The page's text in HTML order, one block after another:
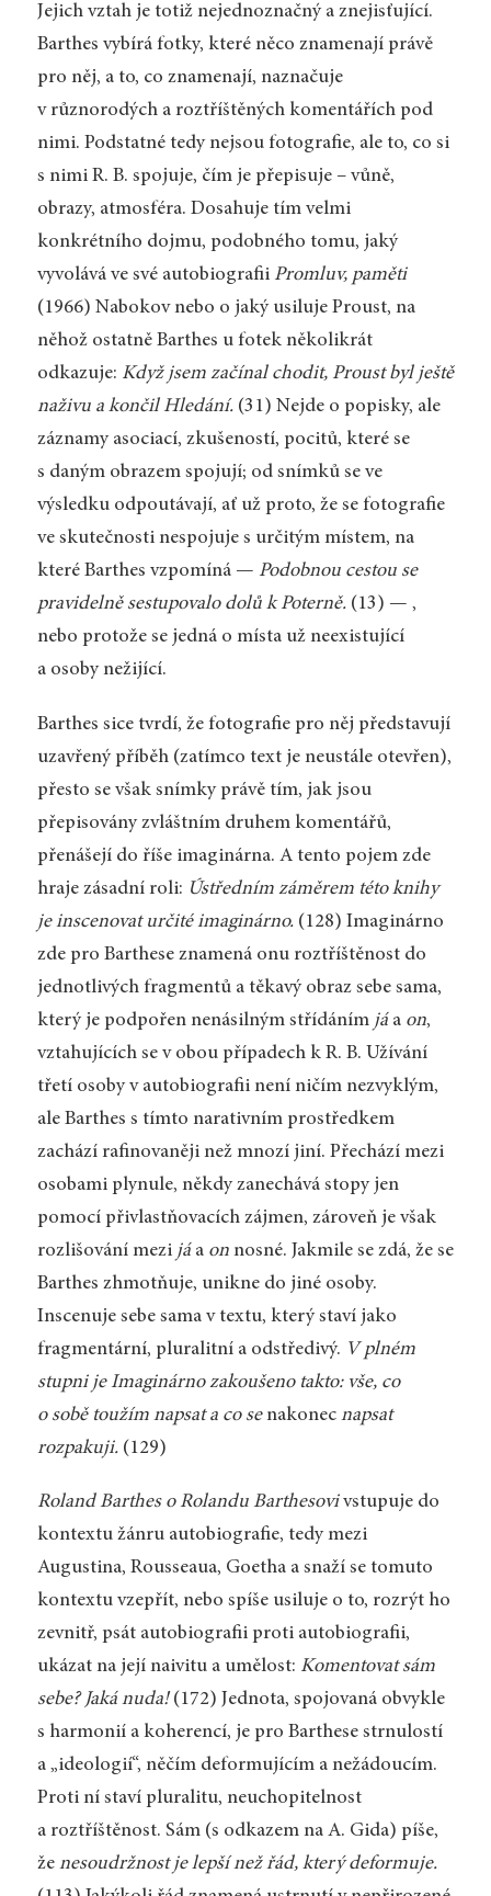
Jejich vztah je totiž nejednoznačný a znejisťující.
Barthes vybírá fotky, které něco znamenají právě
pro něj, a to, co znamenají, naznačuje
v různorodých a roztříštěných komentářích pod
nimi. Podstatné tedy nejsou fotografie, ale to, co si
s nimi R. B. spojuje, čím je přepisuje – vůně,
obrazy, atmosféra. Dosahuje tím velmi
konkrétního dojmu, podobného tomu, jaký
vyvolává ve své autobiografii Promluv, paměti
(1966) Nabokov nebo o jaký usiluje Proust, na
něhož ostatně Barthes u fotek několikrát
odkazuje: Když jsem začínal chodit, Proust byl ještě
naživu a končil Hledání.(31) Nejde o popisky, ale
záznamy asociací, zkušeností, pocitů, které se
s daným obrazem spojují; od snímků se ve
výsledku odpoutávají, ať už proto, že se fotografie
ve skutečnosti nespojuje s určitým místem, na
které Barthes vzpomíná — Podobnou cestou se
pravidelně sestupovalo dolů k Poterně.(13) — ,
nebo protože se jedná o místa už neexistující
a osoby nežijící.
Barthes sice tvrdí, že fotografie pro něj představují
uzavřený příběh (zatímco text je neustále otevřen),
přesto se však snímky právě tím, jak jsou
přepisovány zvláštním druhem komentářů,
přenášejí do říše imaginárna. A tento pojem zde
hraje zásadní roli: Ústředním záměrem této knihy
je inscenovat určité imaginárno.(128) Imaginárno
zde pro Barthese znamená onu roztříštěnost do
jednotlivých fragmentů a těkavý obraz sebe sama,
který je podpořen nenásilným střídáním jáa on,
vztahujících se v obou případech k R. B. Užívání
třetí osoby v autobiografii není ničím nezvyklým,
ale Barthes s tímto narativním prostředkem
zachází rafinovaněji než mnozí jiní. Přechází mezi
osobami plynule, někdy zanechává stopy jen
pomocí přivlastňovacích zájmen, zároveň je však
rozlišování mezi jáa onnosné. Jakmile se zdá, že se
Barthes zhmotňuje, unikne do jiné osoby.
Inscenuje sebe sama v textu, který staví jako
fragmentární, pluralitní a odstředivý. V plném
stupni je Imaginárno zakoušeno takto: vše, co
o sobě toužím napsat a co senakonecnapsat
rozpakuji.(129)
Roland Barthes o Rolandu Barthesovivstupuje do
kontextu žánru autobiografie, tedy mezi
Augustina, Rousseaua, Goetha a snaží se tomuto
kontextu vzepřít, nebo spíše usiluje o to, rozrýt ho
zevnitř, psát autobiografii proti autobiografii,
ukázat na její naivitu a umělost: Komentovat sám
sebe? Jaká nuda!(172) Jednota, spojovaná obvykle
s harmonií a koherencí, je pro Barthese strnulostí
a „ideologií“, něčím deformujícím a nežádoucím.
Proti ní staví pluralitu, neuchopitelnost
a roztříštěnost. Sám (s odkazem na A. Gida) píše,
že nesoudržnost je lepší než řád, který deformuje.